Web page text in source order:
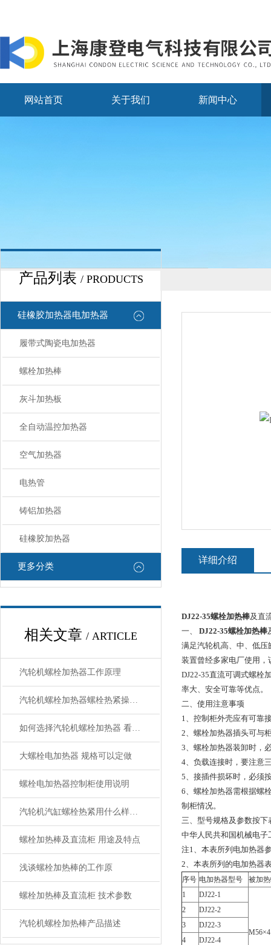
网站首页 关于我们 新闻中心
产品列表 / PRODUCTS
硅橡胶加热器电加热器
履带式陶瓷电加热器
螺栓加热棒
灰斗加热板
全自动温控加热器
空气加热器
电热管
铸铝加热器
硅橡胶加热器
更多分类
相关文章 / ARTICLE
汽轮机螺栓加热器工作原理
汽轮机螺栓加热器螺栓热紧操作程序
如何选择汽轮机螺栓加热器 看了规格就明白了
大螺栓电加热器 规格可以定做
螺栓电加热器控制柜使用说明
汽轮机汽缸螺栓热紧用什么样的加热器，具体操作程序如何
螺栓加热棒及直流柜 用途及特点
浅谈螺栓加热棒的工作原
螺栓加热棒及直流柜 技术参数
汽轮机螺栓加热棒产品描述
详细介绍
DJ22-35螺栓加热棒及
一、
DJ22-35螺栓加热棒
满足汽轮机高、中、低压
装置曾经多家电厂使用
DJ22-35直流可调式螺栓
率大、安全可靠等优点。
二、使用注意事项
1、控制柜外壳应有可靠
2、螺栓加热器插头可与
3、螺栓加热器装卸时，
4、负载连接时，要注意
5、接插件损坏时，必须
6、螺栓加热器需根据螺
制柜情况。
三、型号规格及参数按下
中华人民共和国机械电子
注1、本表所列电加热器
2、本表所列的电加热器
序号 电加热器型号
被加
1
DJ22-1
M56×4
2
DJ22-2
3
DJ22-3
4
DJ22-4